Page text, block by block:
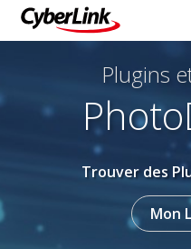
Plugins
Trouver des
Mon